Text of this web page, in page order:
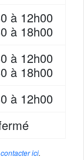
à 12h00
à 18h00
à 12h00
à 18h00
à 12h00
ici.